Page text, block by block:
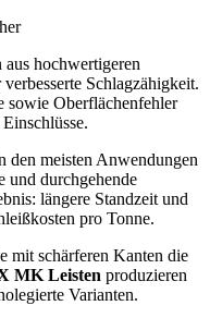
aus hochwertigeren
Schlagzähigkeit.
sowie Oberflächenfehler
den meisten Anwendungen
und durchgehende
längere Standzeit und
pro Tonne.
mit schärferen Kanten die
MK Leisten produzieren
Varianten.